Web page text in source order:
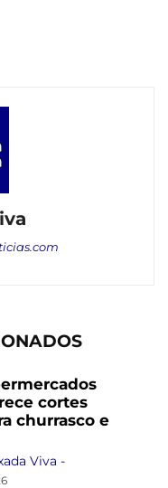
cortes
churrasco e
Viva -